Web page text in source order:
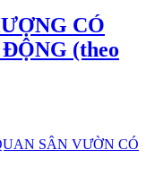
CÓ
(theo